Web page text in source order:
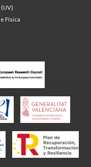
(UV)
Física